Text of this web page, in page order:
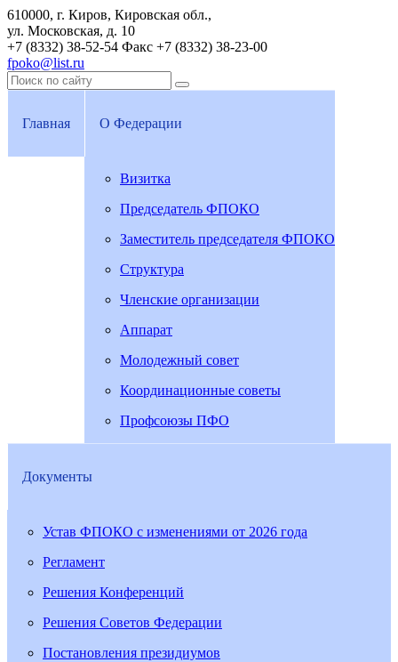
610000, г. Киров, Кировская обл.,
ул. Московская, д. 10
+7 (8332) 38-52-54 Факс +7 (8332) 38-23-00
fpoko@list.ru
Главная О Федерации
Визитка
Председатель ФПОКО
Заместитель председателя ФПОКО
Структура
Членские организации
Аппарат
Молодежный совет
Координационные советы
Профсоюзы ПФО
Документы
Устав ФПОКО с изменениями от 2026 года
Регламент
Решения Конференций
Решения Советов Федерации
Постановления президиумов